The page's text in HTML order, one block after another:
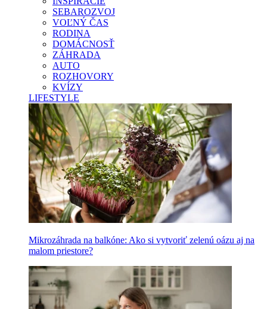
SEBAROZVOJ
VOĽNÝ ČAS
RODINA
DOMÁCNOSŤ
ZÁHRADA
AUTO
ROZHOVORY
KVÍZY
LIFESTYLE
Mikrozáhrada na balkóne: Ako si vytvoriť zelenú oázu aj na
malom priestore?